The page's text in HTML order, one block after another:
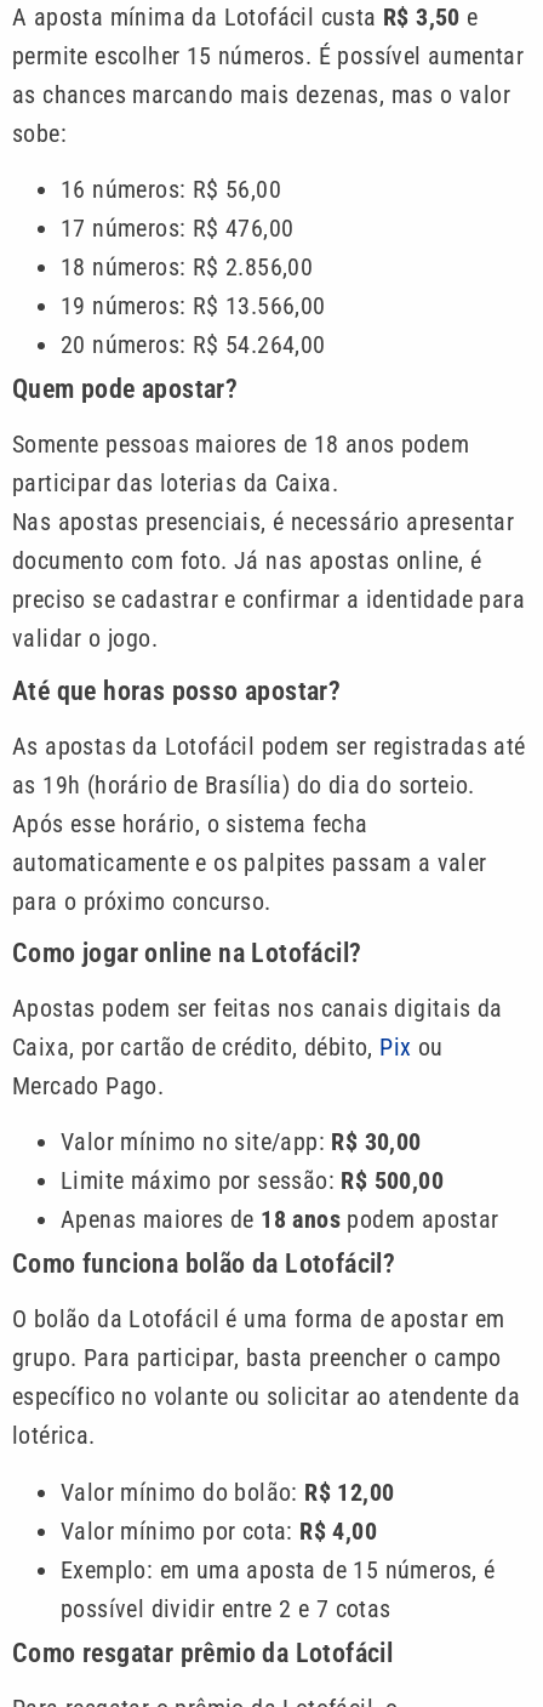
A aposta mínima da Lotofácil custa R$ 3,50 e
permite escolher 15 números. É possível aumentar
as chances marcando mais dezenas, mas o valor
sobe:
16 números: R$ 56,00
17 números: R$ 476,00
18 números: R$ 2.856,00
19 números: R$ 13.566,00
20 números: R$ 54.264,00
Quem pode apostar?
Somente pessoas maiores de 18 anos podem
participar das loterias da Caixa.
Nas apostas presenciais, é necessário apresentar
documento com foto. Já nas apostas online, é
preciso se cadastrar e confirmar a identidade para
validar o jogo.
Até que horas posso apostar?
As apostas da Lotofácil podem ser registradas até
as 19h (horário de Brasília) do dia do sorteio.
Após esse horário, o sistema fecha
automaticamente e os palpites passam a valer
para o próximo concurso.
Como jogar online na Lotofácil?
Apostas podem ser feitas nos canais digitais da
Caixa, por cartão de crédito, débito, Pix ou
Mercado Pago.
Valor mínimo no site/app: R$ 30,00
Limite máximo por sessão: R$ 500,00
Apenas maiores de 18 anos podem apostar
Como funciona bolão da Lotofácil?
O bolão da Lotofácil é uma forma de apostar em
grupo. Para participar, basta preencher o campo
específico no volante ou solicitar ao atendente da
lotérica.
Valor mínimo do bolão: R$ 12,00
Valor mínimo por cota: R$ 4,00
Exemplo: em uma aposta de 15 números, é
possível dividir entre 2 e 7 cotas
Como resgatar prêmio da Lotofácil